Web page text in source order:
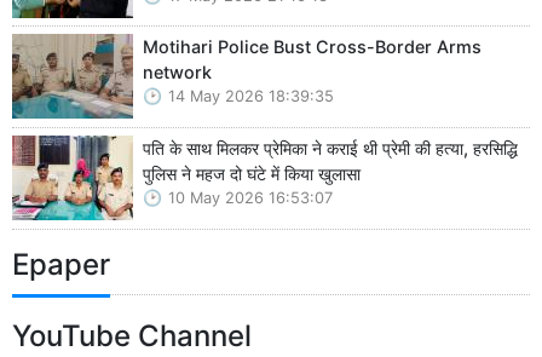
Motihari Police Bust Cross-Border Arms
network
14 May 2026 18:39:35
पति के साथ मिलकर प्रेमिका ने कराई थी प्रेमी की हत्या, हरसिद्धि
पुलिस ने महज दो घंटे में किया खुलासा
10 May 2026 16:53:07
Epaper
YouTube Channel